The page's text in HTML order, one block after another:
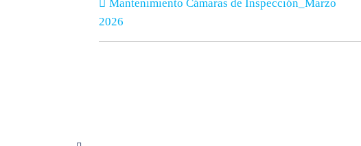
Mantenimiento Cámaras de Inspección_Marzo
2026